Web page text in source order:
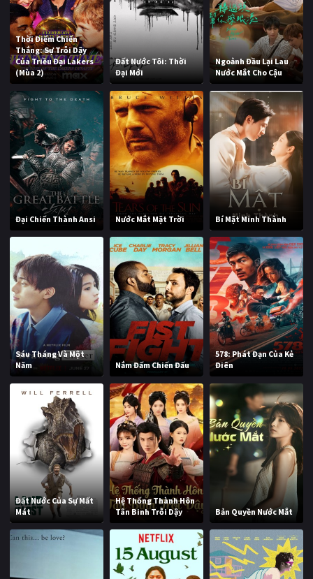
Thời Điểm Chiến
Thắng: Sự Trỗi Dậy
Của Triều Đại Lakers
(Mùa 2)
Đất Nước Tôi: Thời
Đại Mới
Ngoảnh Đầu Lại Lau
Nước Mắt Cho Cậu
Đại Chiến Thành Ansi Nước Mắt Mặt Trời Bí Mật Minh Thành
Sáu Tháng Và Một
Năm
Nắm Đấm Chiến Đấu
578: Phát Đạn Của Kẻ
Điên
Đất Nước Của Sự Mất
Mát
Hệ Thống Thành Hôn
Tân Binh Trỗi Dậy
Bản Quyền Nước Mắt